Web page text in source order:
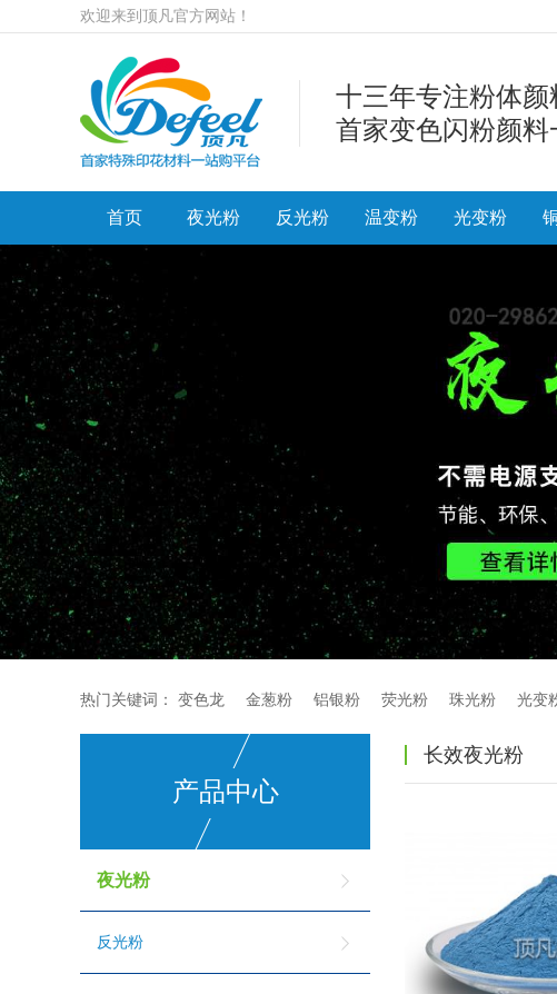
欢迎来到顶凡官方网站！
十三年专注粉体颜
首家变色闪粉颜
首页 夜光粉 反光粉 温变粉 光变粉
热门关键词： 变色龙 金葱粉 铝银粉 荧光粉 珠光粉 光变
产品中心
夜光粉
反光粉
长效夜光粉